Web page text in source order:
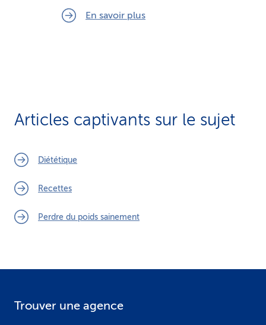
En savoir plus
Articles captivants sur le sujet
Diététique
Recettes
Perdre du poids sainement
Trouver une agence